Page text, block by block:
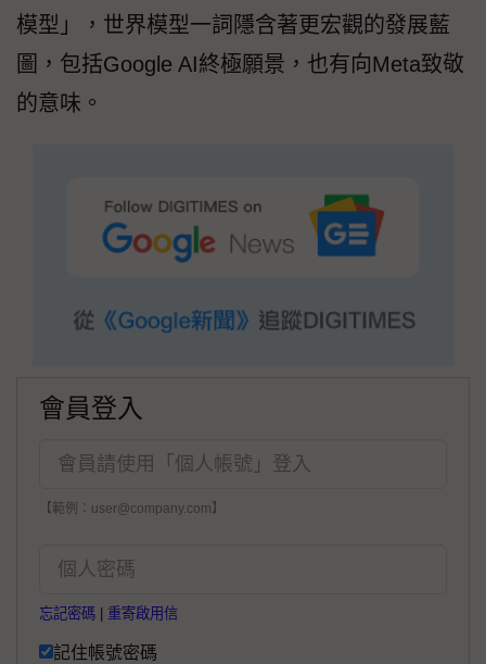
模型」，世界模型一詞隱含著更宏觀的發展藍
圖，包括Google AI終極願景，也有向Meta致敬
的意味。
會員登入
【範例：user@company.com】
忘記密碼 重寄啟用信
記住帳號密碼